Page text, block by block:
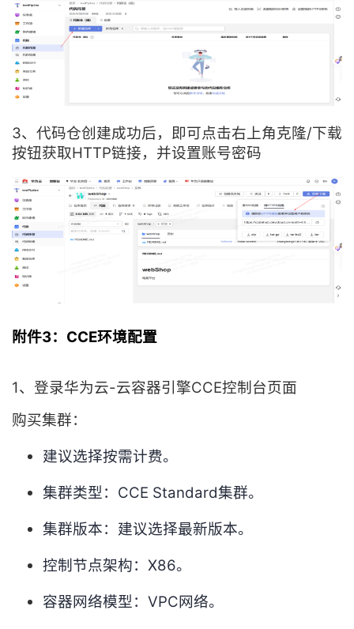
3、代码仓创建成功后，即可点击右上角克隆/下载
按钮获取HTTP链接，并设置账号密码
附件3：CCE环境配置
1、登录华为云-云容器引擎CCE控制台页面
购买集群：
建议选择按需计费。
集群类型：CCE Standard集群。
集群版本：建议选择最新版本。
控制节点架构：X86。
容器网络模型：VPC网络。